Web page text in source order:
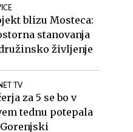
blizu Mosteca:
stanovanja
življenje
TV
za 5 se bo v
tednu potepala